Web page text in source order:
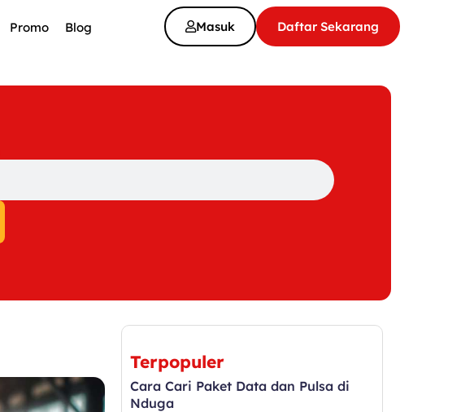
Daftar Sekarang
Masuk
Promo Blog
Terpopuler
Cara Cari Paket Data dan Pulsa di
Nduga